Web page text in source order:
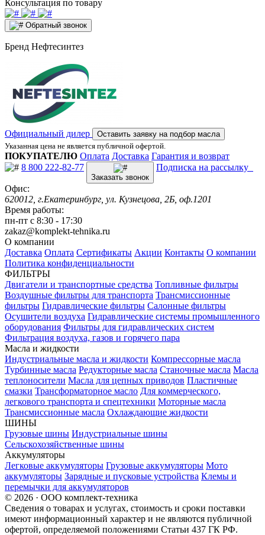
Консультация по товару
Обратный звонок
Бренд Нефтесинтез
Официальный дилер
Оставить заявку на подбор масла
Указанная цена не является публичной офертой.
ПОКУПАТЕЛЮ Оплата Доставка Гарантия и возврат
8 800 222-82-77
Заказать звонок
Подписка на рассылку
Офис:
620012, г.Екатеринбург, ул. Кузнецова, 2Б, оф.1201
Время работы:
пн-пт с 8:30 - 17:30
zakaz@komplekt-tehnika.ru
О компании
Доставка Оплата Сертификаты Акции Контакты О компании
Политика конфиденциальности
ФИЛЬТРЫ
Двигатели и транспортные средства Топливные фильтры
Воздушные фильтры для транспорта Трансмиссионные
фильтры Гидравлические фильтры Салонные фильтры
Осушители воздуха Гидравлические системы промышленного
оборудования Фильтры для гидравлических систем
Фильтрация воздуха, газов и горячего пара
Масла и жидкости
Индустриальные масла и жидкости Компрессорные масла
Турбинные масла Редукторные масла Станочные масла Масла
теплоносители Масла для цепных приводов Пластичные
смазки Трансформаторное масло Для коммерческого,
легкового транспорта и спецтехники Моторные масла
Трансмиссионные масла Охлаждающие жидкости
ШИНЫ
Грузовые шины Индустриальные шины
Сельскохозяйственные шины
Аккумуляторы
Легковые аккумуляторы Грузовые аккумуляторы Мото
аккумуляторы Зарядные и пусковые устройства Клемы и
перемычки для аккумуляторов
© 2026 · ООО комплект-техника
Сведения о товарах и услугах, стоимость и сроки поставки
имеют информационный характер и не являются публичной
офертой, определяемой положениями Статьи 437 ГК РФ.